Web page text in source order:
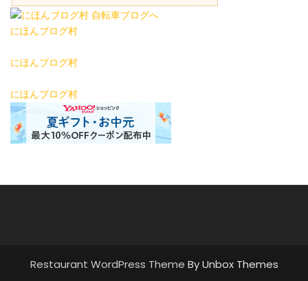
にほんブログ村
にほんブログ村
にほんブログ村
Restaurant WordPress Theme By Unbox Themes